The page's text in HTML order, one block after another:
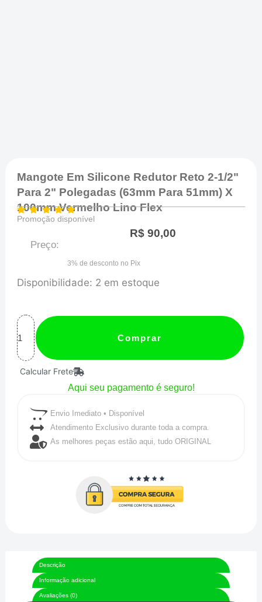
Mangote Em Silicone Redutor Reto 2-1/2"
Para 2" Polegadas (63mm Para 51mm) X
100mm Vermelho Lino Flex
Promoção disponível
Preço:
R$ 90,00
3% de desconto no Pix
Disponibilidade: 2 em estoque
Mangote
Silicone
Redutor
Reto
2-
para
polegadas
Lino
Flex
Comprar
Calcular Frete
Aqui seu pagamento é seguro!
Envio Imediato • Disponível
Atendimento Exclusivo durante toda a compra.
As melhores peças estão aqui, tudo ORIGINAL
Descrição
Informação adicional
Avaliações (0)